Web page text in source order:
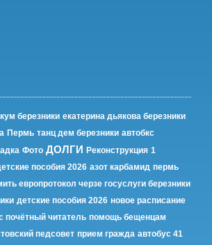
березники екатерина дьякова березники
Пермь танц дем березники автобкс
Фото ДОЛГИ Реконструкция 1
пособия 2026 азот карбамид пермь
европротокол черзе госуслуги березники
детские пособия 2026 новое расписание
почётный читатель помощь бещенцам
педсовет прием гражда автобус 41